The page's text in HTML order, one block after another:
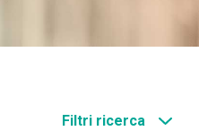
Filtri ricerca